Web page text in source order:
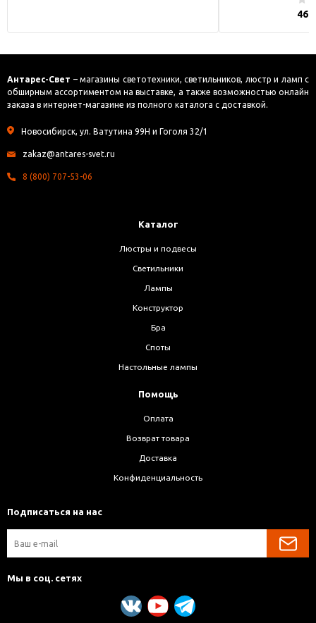
Антарес-Свет – магазины светотехники, светильников, люстр и ламп с
обширным ассортиментом на выставке, а также возможностью онлайн
заказа в интернет-магазине из полного каталога с доставкой.
Новосибирск, ул. Ватутина 99Н и Гоголя 32/1
zakaz@antares-svet.ru
8 (800) 707-53-06
Каталог
Люстры и подвесы
Светильники
Лампы
Конструктор
Бра
Споты
Настольные лампы
Помощь
Оплата
Возврат товара
Доставка
Конфиденциальность
Подписаться на нас
Мы в соц. сетях